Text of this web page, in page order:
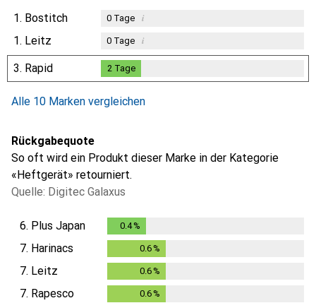
1. Bostitch 0Tage i
1. Leitz 0Tage i
3. Rapid 2 Tage
Alle 10 Marken vergleichen
Rückgabequote
So oft wird ein Produkt dieser Marke in der Kategorie
«Heftgerät» retourniert.
Quelle: Digitec Galaxus
6. Plus Japan 0.4%
7. Harinacs 0.6 %
7. Leitz 0.6 %
7. Rapesco 0.6 %